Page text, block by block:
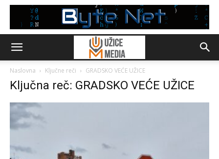
Naslovna Ključne reči GRADSKO VEĆE UŽICE
Ključna reč: GRADSKO VEĆE UŽICE